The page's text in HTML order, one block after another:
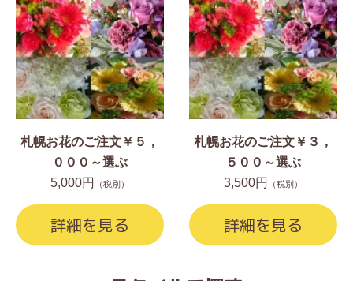
札幌お花のご注文￥５，
０００～選ぶ
5,000円
（税別）
詳細を見る
札幌お花のご注文￥３，
５００～選ぶ
3,500円
（税別）
詳細を見る